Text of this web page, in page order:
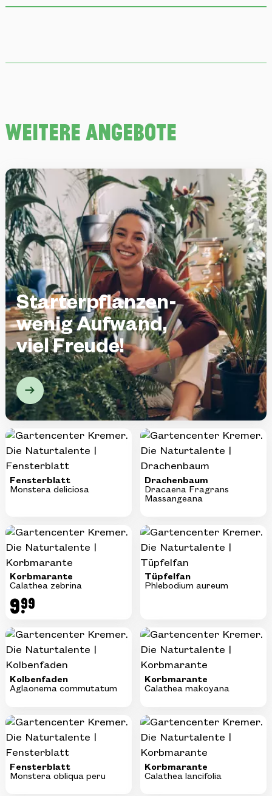
ZU DEN STANDORTEN
weitere Angebote
Starterpflanzen-
wenig Aufwand,
viel Freude!
Fensterblatt
Monstera deliciosa
Drachenbaum
Dracaena Fragrans
Massangeana
Korbmarante
Calathea zebrina
9.99
Tüpfelfan
Phlebodium aureum
Kolbenfaden
Aglaonema commutatum
Korbmarante
Calathea makoyana
Fensterblatt
Monstera obliqua peru
Korbmarante
Calathea lancifolia